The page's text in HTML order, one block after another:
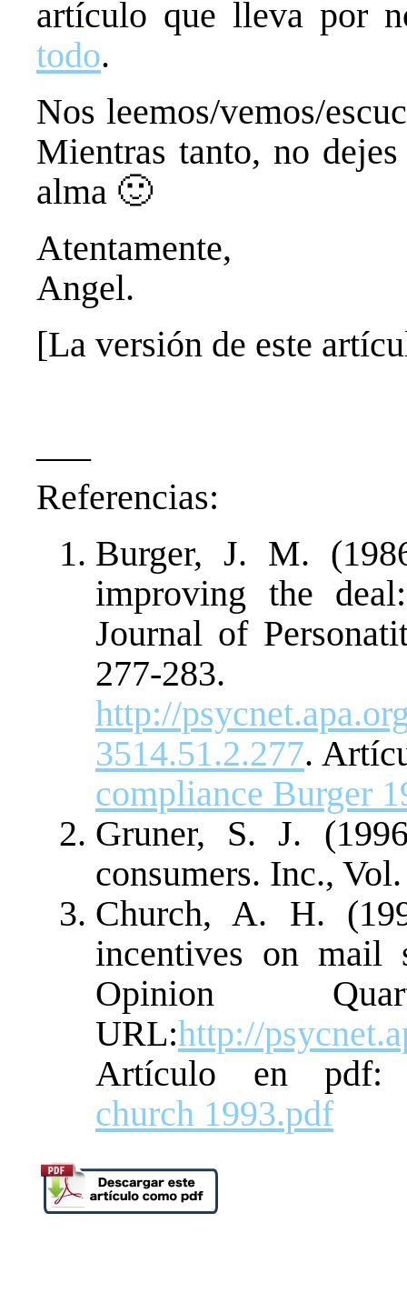
artículo que lleva por
todo.
Nos leemos/vemos/
Mientras tanto, no
alma 🙂
Atentamente,
Angel.
[La versión de este
—–
Referencias:
Burger, J. M.
improving the
Journal of
277-
http://
3514.51.2.277.
compliance Burger
Gruner, S. J.
consumers. Inc.,
Church, A. H.
incentives on mail
Opinion
URL:http://
Artículo en
church 1993.pdf